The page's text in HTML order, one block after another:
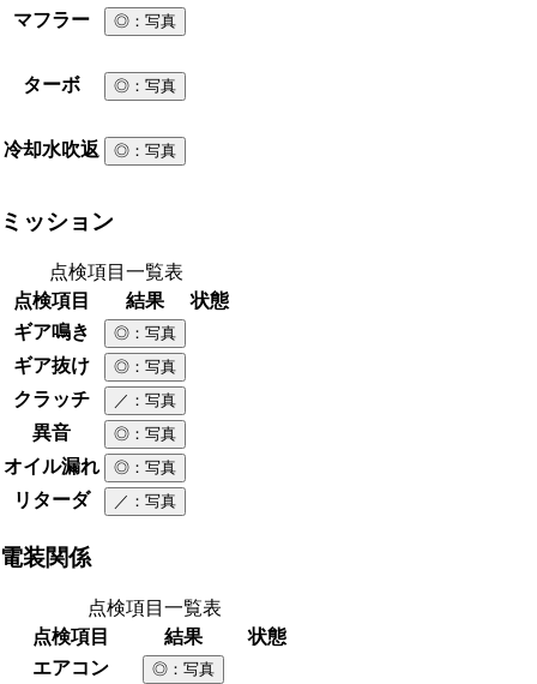
マフラー ◎ ：写真
ターボ ◎ ：写真
冷却水吹返 ◎ ：写真
ミッション
点検項目一覧表
点検項目
結果
状態
ギア鳴き
◎ ：写真
ギア抜け ◎ ：写真
クラッチ ／ ：写真
異音 ◎ ：写真
オイル漏れ ◎ ：写真
リターダ ／ ：写真
電装関係
点検項目一覧表
点検項目
結果
状態
エアコン
◎ ：写真